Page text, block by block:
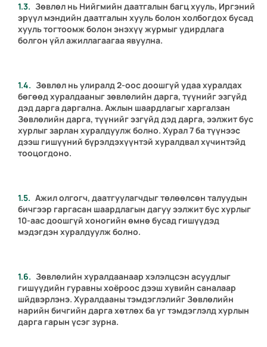
Зөвлөл нь Нийгмийн даатгалын багц хууль, Иргэний
эрүүл мэндийн даатгалын хууль болон холбогдох бусад
хууль тогтоомж болон энэхүү журмыг удирдлага
болгон үйл ажиллагаагаа явуулна.
Зөвлөл нь улиралд 2-оос доошгүй удаа хуралдах
бөгөөд хуралдааныг зөвлөлийн дарга, түүнийг эзгүйд
дэд дарга даргална. Ажлын шаардлагыг харгалзан
Зөвлөлийн дарга, түүнийг эзгүйд дэд дарга, ээлжит бус
хурлыг зарлан хуралдуулж болно. Хурал 7 ба түүнээс
дээш гишүүний бүрэлдэхүүнтэй хуралдвал хүчинтэйд
тооцогдоно.
Ажил олгогч, даатгуулагчдыг төлөөлсөн талуудын
бичгээр гаргасан шаардлагын дагуу ээлжит бус хурлыг
10-аас доошгүй хоногийн өмнө бусад гишүүдэд
мэдэгдэн хуралдуулж болно.
Зөвлөлийн хуралдаанаар хэлэлцсэн асуудлыг
гишүүдийн гуравны хоёроос дээш хувийн саналаар
шйдвэрлэнэ. Хуралдааны тэмдэглэлийг Зөвлөлийн
нарийн бичгийн дарга хөтлөх ба уг тэмдэглэлд хурлын
дарга гарын үсэг зурна.